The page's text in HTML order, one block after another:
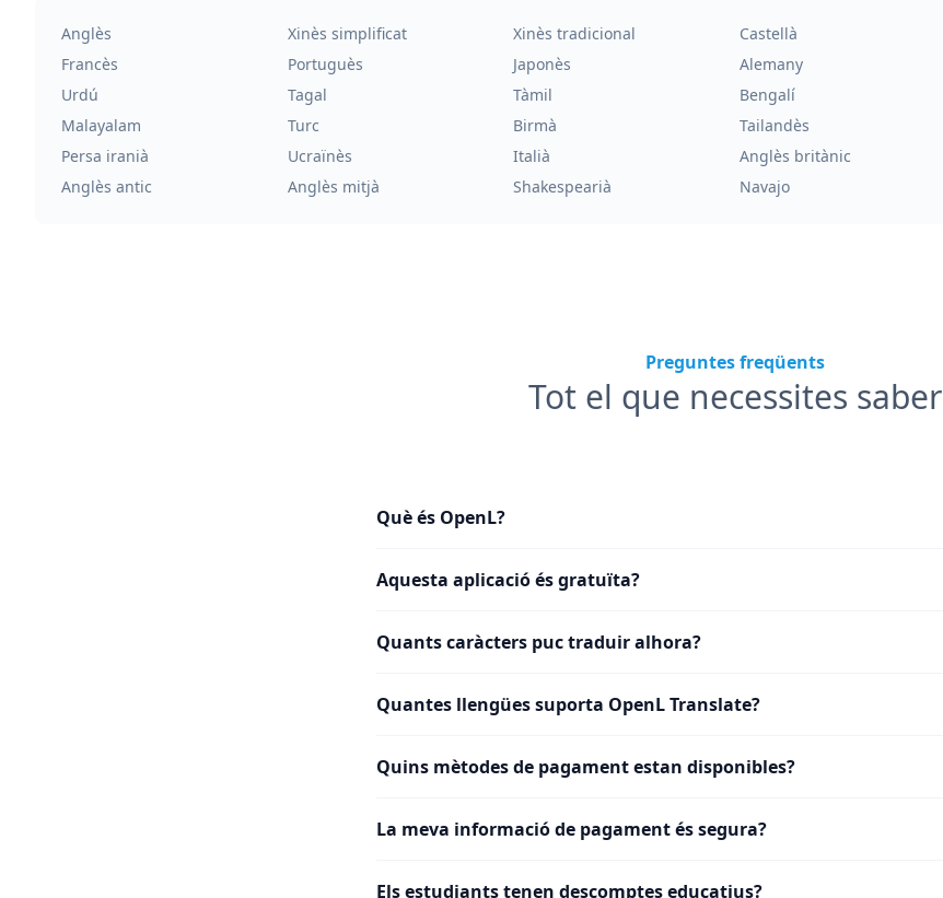
Anglès Xinès simplificat Xinès tradicional Castellà
Francès
Portuguès Japonès Alemany
Urdú
Tagal Tàmil Bengalí
Malayalam
Turc Birmà Tailandès
Persa iranià
Ucraïnès Italià Anglès britànic
Anglès antic
Anglès mitjà Shakespearià Navajo
Preguntes freqüents
Tot el que necessites saber
Què és OpenL?
Aquesta aplicació és gratuïta?
Quants caràcters puc traduir alhora?
Quantes llengües suporta OpenL Translate?
Quins mètodes de pagament estan disponibles?
La meva informació de pagament és segura?
Els estudiants tenen descomptes educatius?